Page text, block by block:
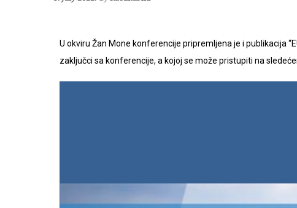
U okviru Žan Mone konferencije pripremljena je i publikacija
zaključci sa konferencije, a kojoj se može pristupiti na